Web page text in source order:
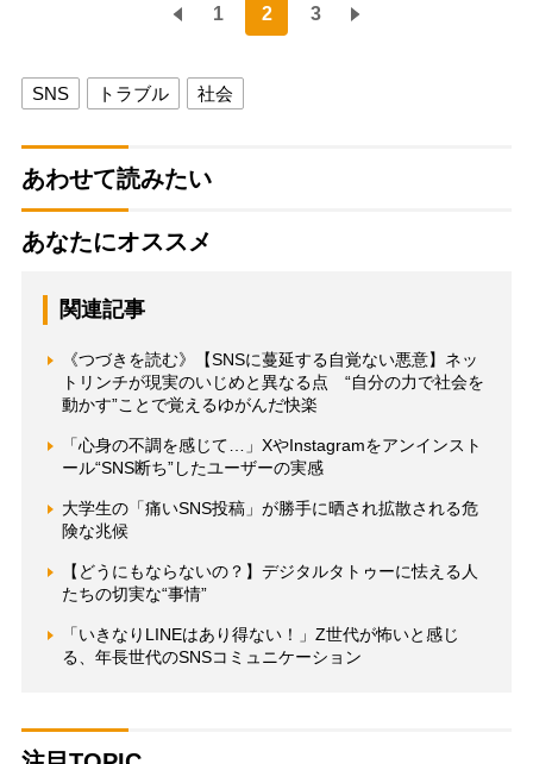
1 2 3
SNS トラブル 社会
あわせて読みたい
あなたにオススメ
関連記事
《つづきを読む》【SNSに蔓延する自覚ない悪意】ネッ
トリンチが現実のいじめと異なる点 “自分の力で社会を
動かす”ことで覚えるゆがんだ快楽
「心身の不調を感じて…」XやInstagramをアンインスト
ール“SNS断ち”したユーザーの実感
大学生の「痛いSNS投稿」が勝手に晒され拡散される危
険な兆候
【どうにもならないの？】デジタルタトゥーに怯える人
たちの切実な“事情”
「いきなりLINEはあり得ない！」Z世代が怖いと感じ
る、年長世代のSNSコミュニケーション